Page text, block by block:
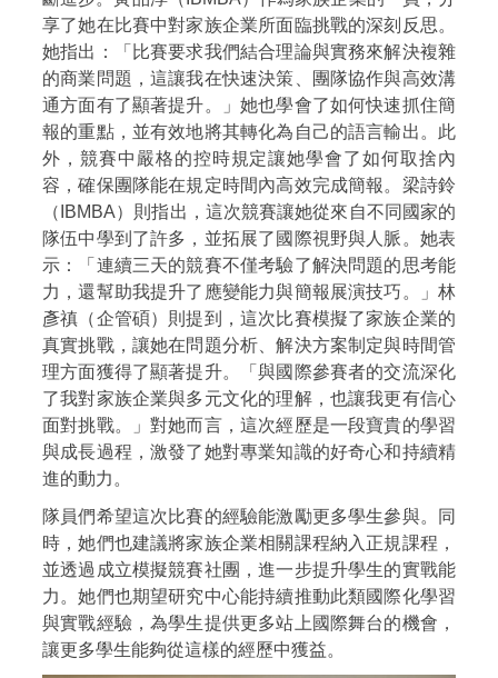
享了她在比賽中對家族企業所面臨挑戰的深刻反思。
她指出：「比賽要求我們結合理論與實務來解決複雜
的商業問題，這讓我在快速決策、團隊協作與高效溝
通方面有了顯著提升。」她也學會了如何快速抓住簡
報的重點，並有效地將其轉化為自己的語言輸出。此
外，競賽中嚴格的控時規定讓她學會了如何取捨內
容，確保團隊能在規定時間內高效完成簡報。梁詩鈴
（IBMBA）則指出，這次競賽讓她從來自不同國家的
隊伍中學到了許多，並拓展了國際視野與人脈。她表
示：「連續三天的競賽不僅考驗了解決問題的思考能
力，還幫助我提升了應變能力與簡報展演技巧。」林
彥禛（企管碩）則提到，這次比賽模擬了家族企業的
真實挑戰，讓她在問題分析、解決方案制定與時間管
理方面獲得了顯著提升。「與國際參賽者的交流深化
了我對家族企業與多元文化的理解，也讓我更有信心
面對挑戰。」對她而言，這次經歷是一段寶貴的學習
與成長過程，激發了她對專業知識的好奇心和持續精
進的動力。
隊員們希望這次比賽的經驗能激勵更多學生參與。同
時，她們也建議將家族企業相關課程納入正規課程，
並透過成立模擬競賽社團，進一步提升學生的實戰能
力。她們也期望研究中心能持續推動此類國際化學習
與實戰經驗，為學生提供更多站上國際舞台的機會，
讓更多學生能夠從這樣的經歷中獲益。